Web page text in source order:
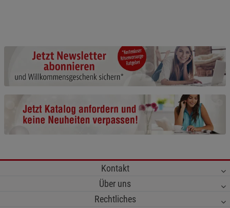
Kontakt
Über uns
Rechtliches
Beschreibung Notwendige Cookies
Cookie-Informationenanzeigen
Funktionale Cookies (1) Funktionale
Beschreibung Funktionale Cookies
anzeigen
Statistik Cookies (2) Statistik Cookies
Beschreibung Statistik Cookies
Cookie-Informationen